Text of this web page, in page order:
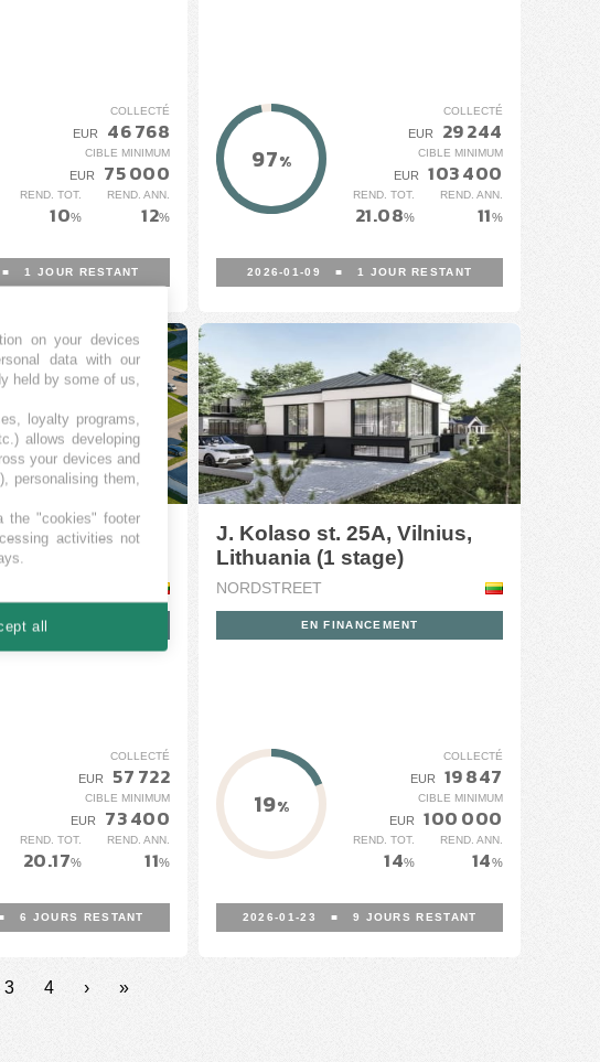
COLLECTÉ
EUR 46 768
CIBLE MINIMUM
EUR 75 000
REND. ANN.
12%
REND. TOT.
10%
1 JOUR RESTANT
97%
COLLECTÉ
EUR 29 244
CIBLE MINIMUM
EUR 103 400
REND. ANN.
11%
REND. TOT.
21.08%
2026-01-09 ■1 JOUR RESTANT
- Baltų av.
Kaunas,
COLLECTÉ
EUR 57 722
CIBLE MINIMUM
EUR 73 400
REND. ANN.
11%
REND. TOT.
20.17%
6 JOURS RESTANT
J. Kolaso st. 25A, Vilnius,
Lithuania (1 stage)
NORDSTREET
EN FINANCEMENT
19%
COLLECTÉ
EUR 19 847
CIBLE MINIMUM
EUR 100 000
REND. ANN.
14%
REND. TOT.
14%
2026-01-23 ■ 9 JOURS RESTANT
3 4 › »
on your devices
data with our
held by some of us,
loyalty programs,
allows developing
your devices and
personalising them,
the "cookies" footer
activities not
all